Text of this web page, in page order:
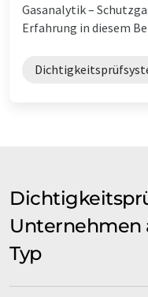
Gasanalytik –
Erfahrung in diesem
Unternehmen
Typ